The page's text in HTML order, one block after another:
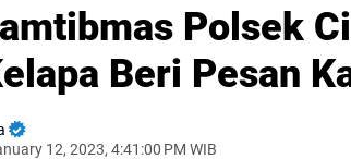
Polsek
Beri Pesan
12, 2023, 4:41:00 PM WIB